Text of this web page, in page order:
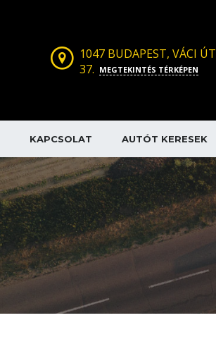
1047 BUDAPEST, VÁCI ÚT
37. MEGTEKINTÉS TÉRKÉPEN
KAPCSOLAT AUTÓT KERESEK